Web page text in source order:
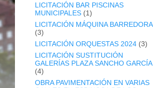
LICITACIÓN BAR PISCINAS
MUNICIPALES (1)
LICITACIÓN MÁQUINA BARREDORA
(3)
LICITACIÓN ORQUESTAS 2024 (3)
LICITACIÓN SUSTITUCIÓN
GALERÍAS PLAZA SANCHO GARCÍA
(4)
OBRA PAVIMENTACIÓN EN VARIAS